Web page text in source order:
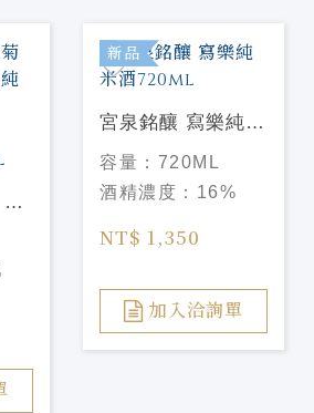
新品
宮泉銘釀 寫樂純米
酒720ml
容量： 720ML
酒精濃度： 16%
NT$ 1,350
加入洽詢單